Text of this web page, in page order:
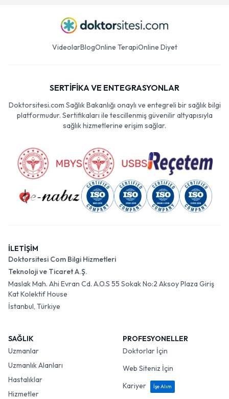
VideolarBlogOnline TerapiOnline Diyet
SERTİFİKA VE ENTEGRASYONLAR
Doktorsitesi.com Sağlık Bakanlığı onaylı ve entegreli bir sağlık bilgi
platformudur. Sertifikaları ile tescillenmiş güvenilir altyapısıyla
sağlık hizmetlerine erişim sağlar.
İLETİŞİM
Doktorsitesi Com Bilgi Hizmetleri
Teknoloji ve Ticaret A.Ş.
Maslak Mah. Ahi Evran Cd. A.O.S 55 Sokak No:2 Aksoy Plaza Giriş
Kat Kolektif House
İstanbul, Türkiye
SAĞLIK
Uzmanlar
Uzmanlık Alanları
Hastalıklar
Hizmetler
PROFESYONELLER
Doktorlar İçin
Web Siteniz İçin
Kariyer
İşe Alım